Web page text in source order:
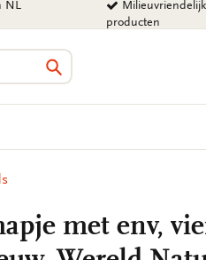
NL
producten
Zoeken
met env,